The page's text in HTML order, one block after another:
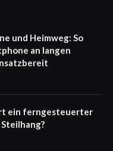
und Heimweg: So
an langen
ein ferngesteuerter
Steilhang?